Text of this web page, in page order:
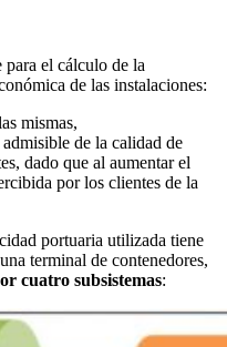
el cálculo de la
de las instalaciones:
mismas,
de la calidad de
dado que al aumentar el
por los clientes de la
portuaria utilizada tiene
terminal de contenedores,
cuatro subsistemas: